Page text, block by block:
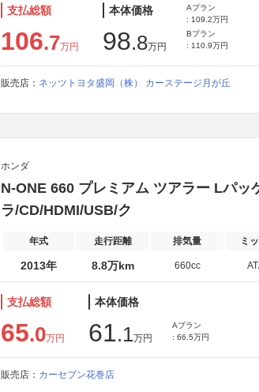
支払総額
106.7万円
本体価格
98.8万円
Aプラン
: 109.2万円
Bプラン
: 110.9万円
販売店： ネッツトヨタ盛岡（株） カーステージ月が丘
ホンダ
N-ONE 660 プレミアム ツアラー Lパッ
ラ/CD/HDMI/USB/ク
年式 走行距離 排気量 ミ
2013年 8.8万km 660cc
支払総額
65.0万円
本体価格
61.1万円
Aプラン
: 66.5万円
販売店： カーセブン花巻店